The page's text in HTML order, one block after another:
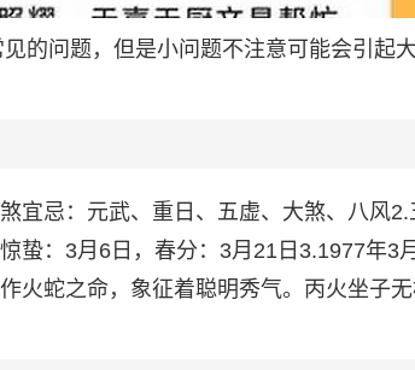
的问题，但是小问题不注意可能会引起
宜忌：元武、重日、五虚、大煞、八风2.
蛰：3月6日，春分：3月21日3.1977年3
火蛇之命，象征着聪明秀气。丙火坐子